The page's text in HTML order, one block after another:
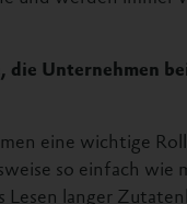
Unternehmen
eine wichtige
so einfach wie
langer